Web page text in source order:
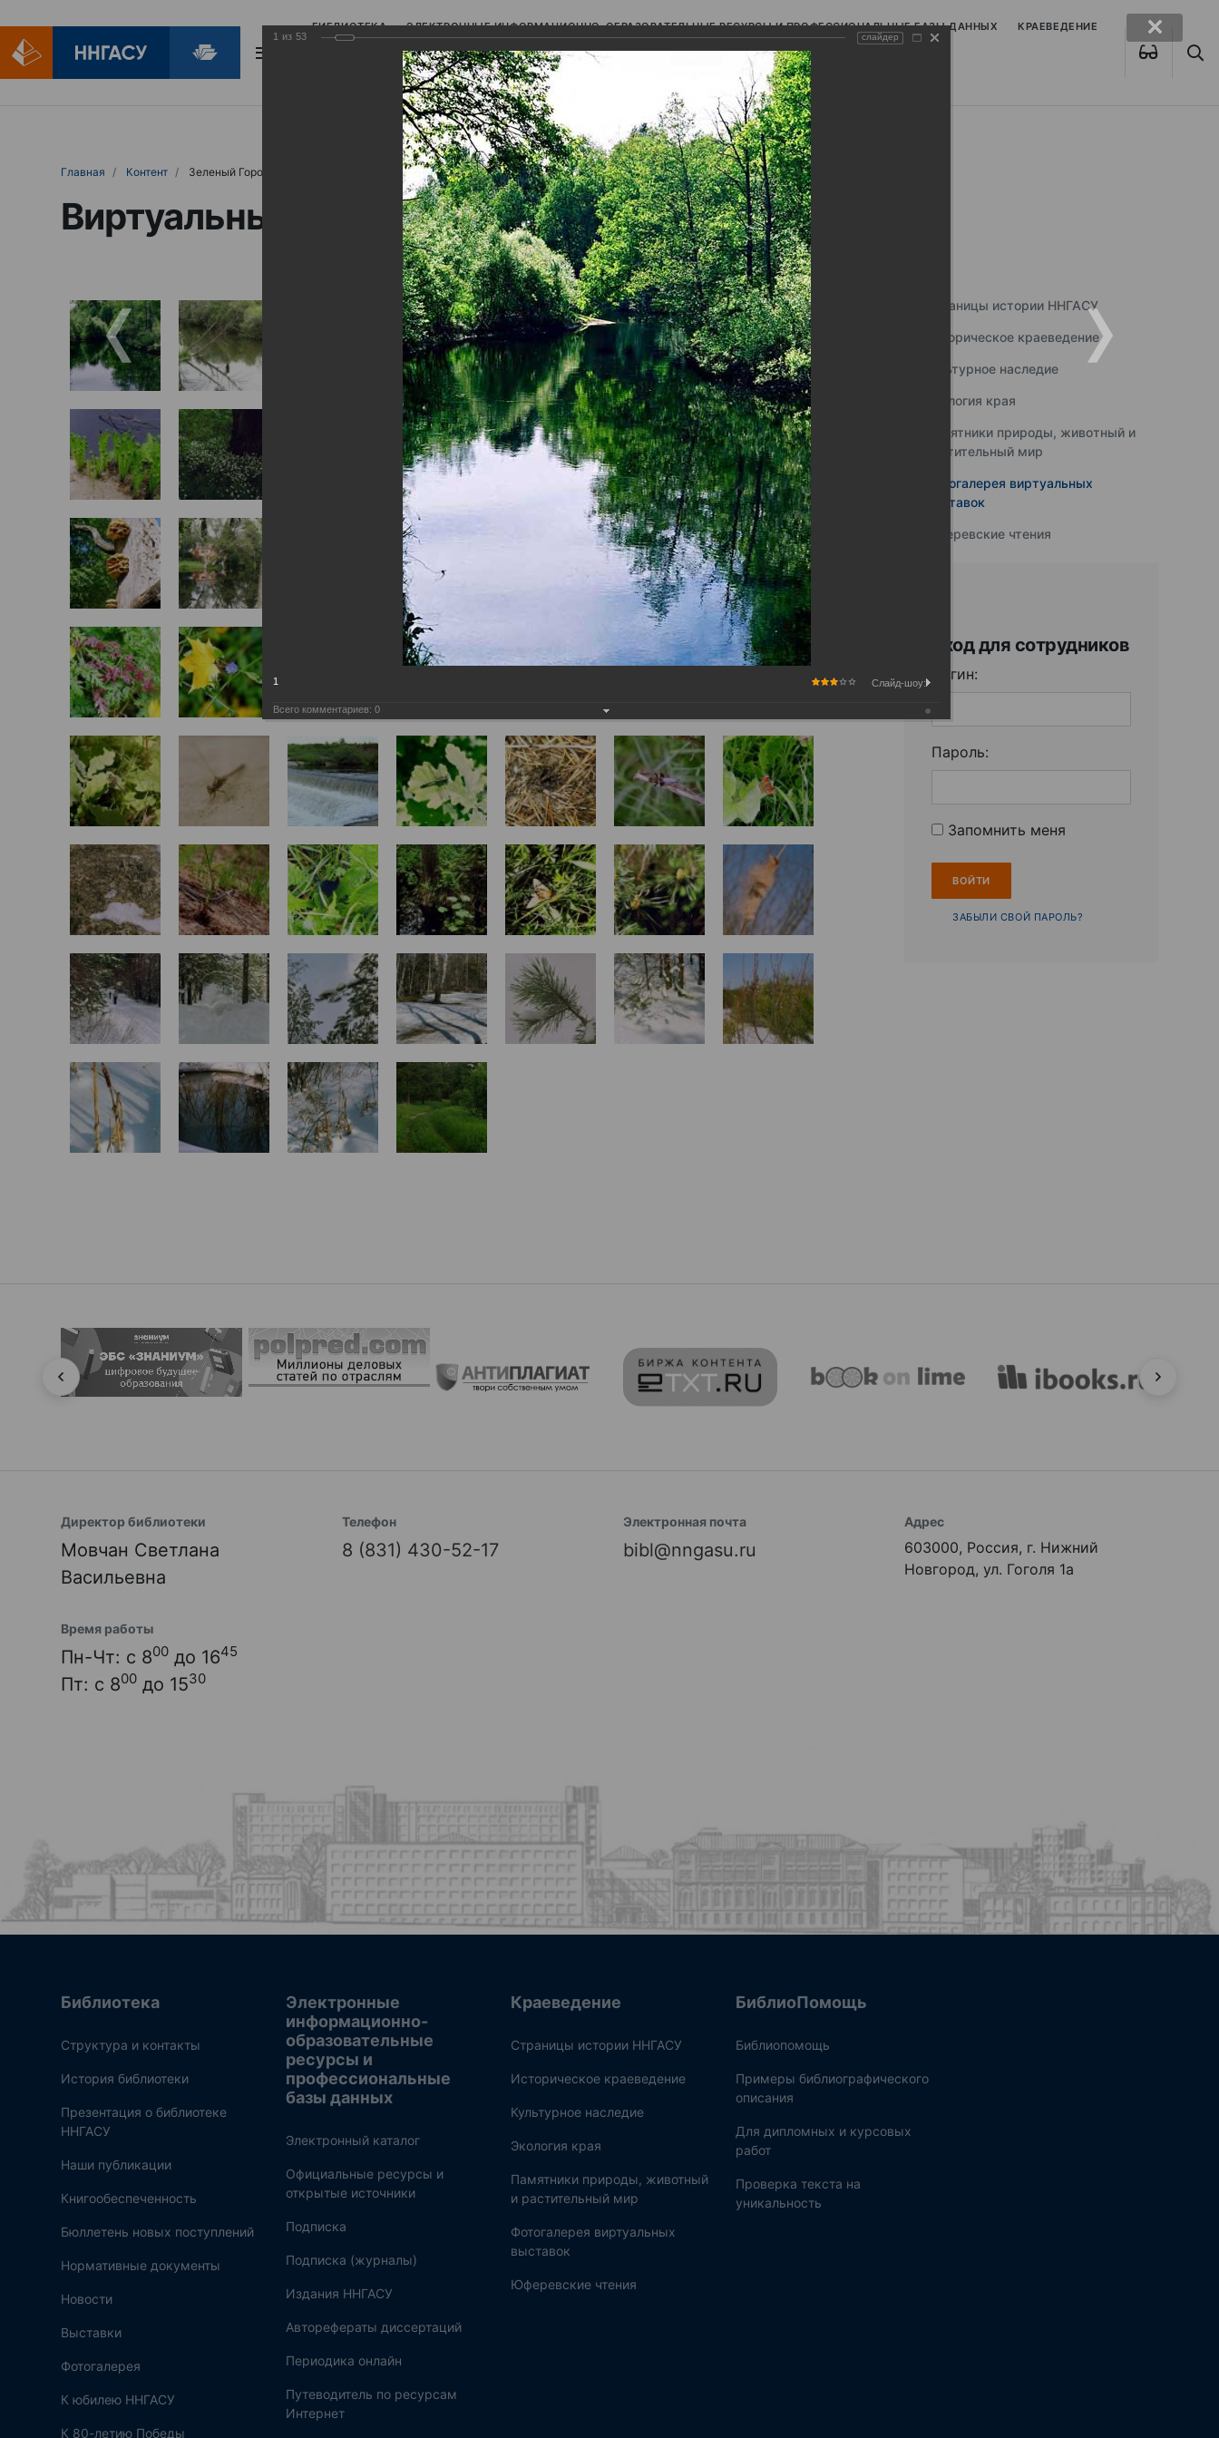
БИБЛИОТЕКА ЭЛЕКТРОННЫЕ ИНФОРМАЦИОННО-ОБРАЗОВАТЕЛЬНЫЕ РЕСУРСЫ И ПРОФЕССИОНАЛЬНЫЕ БАЗЫ ДАННЫХ КРАЕВЕДЕНИЕ
БИБЛИОПОМОЩЬ
Главная Контент Зеленый Город
Виртуальные выставки (фотоальбомы)
Страницы истории ННГАСУ
Историческое краеведение
Культурное наследие
Экология края
Памятники природы, животный и
растительный мир
Фотогалерея виртуальных
выставок
Юферевские чтения
Вход для сотрудников
Логин:
Пароль:
Запомнить меня
ЗАБЫЛИ СВОЙ ПАРОЛЬ?
Директор библиотеки
Мовчан Светлана
Васильевна
Телефон
8 (831) 430-52-17
Электронная почта
bibl@nngasu.ru
Адрес
603000, Россия, г. Нижний
Новгород, ул. Гоголя 1а
Время работы
Пн-Чт: с 800 до 1645
Пт: с 800 до 1530
Библиотека
Структура и контакты
История библиотеки
Презентация о библиотеке
ННГАСУ
Наши публикации
Книгообеспеченность
Бюллетень новых поступлений
Нормативные документы
Новости
Выставки
Фотогалерея
К юбилею ННГАСУ
К 80-летию Победы
Электронные
информационно-
образовательные
ресурсы и
профессиональные
базы данных
Электронный каталог
Официальные ресурсы и
открытые источники
Подписка
Подписка (журналы)
Издания ННГАСУ
Авторефераты диссертаций
Периодика онлайн
Путеводитель по ресурсам
Интернет
Краеведение
Страницы истории ННГАСУ
Историческое краеведение
Культурное наследие
Экология края
Памятники природы, животный
и растительный мир
Фотогалерея виртуальных
выставок
Юферевские чтения
БиблиоПомощь
Библиопомощь
Примеры библиографического
описания
Для дипломных и курсовых
работ
Проверка текста на
уникальность
1 из 53 слайдер
1 Слайд-шоу:
Всего комментариев: 0